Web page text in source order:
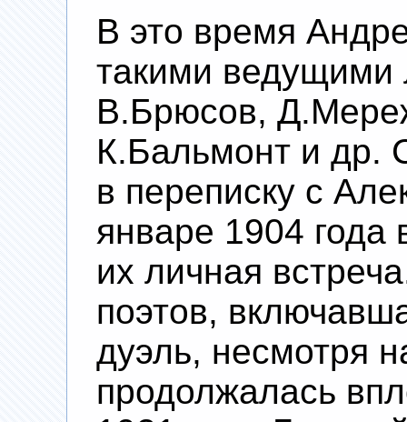
В это время
такими ведущими
В.Брюсов,
К.Бальмонт и др.
в переписку с
январе 1904 года
их личная
поэтов,
дуэль, несмотря
продолжалась